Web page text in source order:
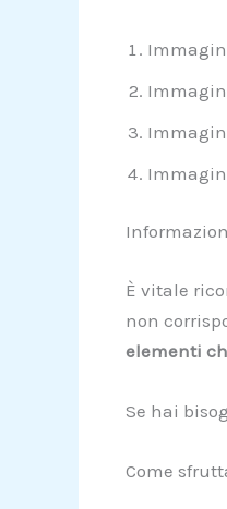
È vitale
non
elementi
Se hai
Come